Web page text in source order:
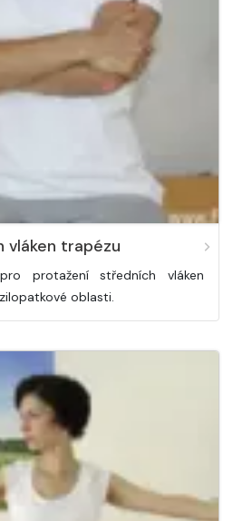
vláken trapézu
protažení středních vláken
oblasti.